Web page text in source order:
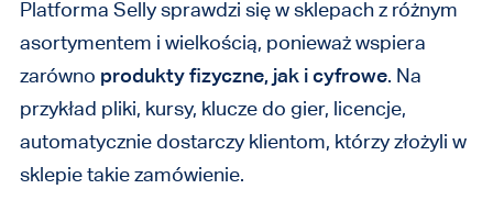
Platforma Selly sprawdzi się w sklepach z różnym
asortymentem i wielkością, ponieważ wspiera
zarówno produkty fizyczne, jak i cyfrowe. Na
przykład pliki, kursy, klucze do gier, licencje,
automatycznie dostarczy klientom, którzy złożyli w
sklepie takie zamówienie.